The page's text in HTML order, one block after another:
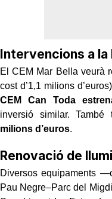
Intervencions a la
El CEM Mar Bella veurà
cost d’1,1 milions
CEM Can Toda
inversió similar.
milions d’euros.
Renovació de
Diversos equipaments
Pau Negre–Parc del